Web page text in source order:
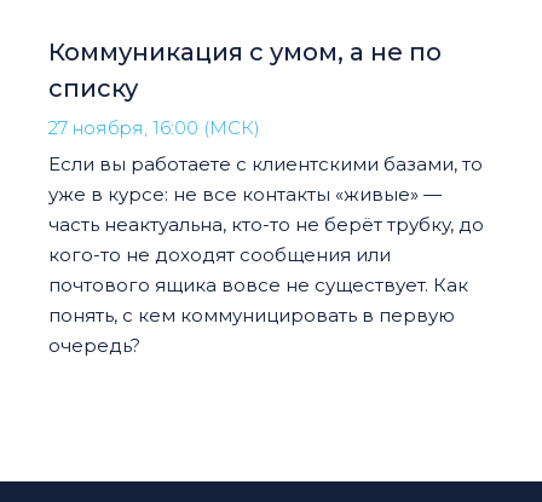
Коммуникация с умом, а не по
списку
27 ноября, 16:00 (МСК)
Если вы работаете с клиентскими базами, то
уже в курсе: не все контакты «живые» —
часть неактуальна, кто-то не берёт трубку, до
кого-то не доходят сообщения или
почтового ящика вовсе не существует. Как
понять, с кем коммуницировать в первую
очередь?